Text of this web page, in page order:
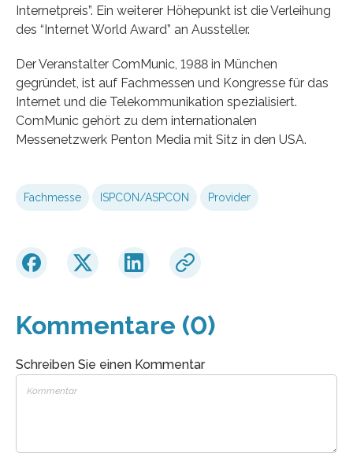
Internetpreis”. Ein weiterer Höhepunkt ist die Verleihung
des “Internet World Award” an Aussteller.
Der Veranstalter ComMunic, 1988 in München
gegründet, ist auf Fachmessen und Kongresse für das
Internet und die Telekommunikation spezialisiert.
ComMunic gehört zu dem internationalen
Messenetzwerk Penton Media mit Sitz in den USA.
Fachmesse ISPCON/ASPCON Provider
Kommentare (0)
Schreiben Sie einen Kommentar